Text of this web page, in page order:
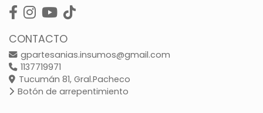
CONTACTO
gpartesanias.insumos@gmail.com
1137719971
Tucumán 81, Gral.Pacheco
Botón de arrepentimiento